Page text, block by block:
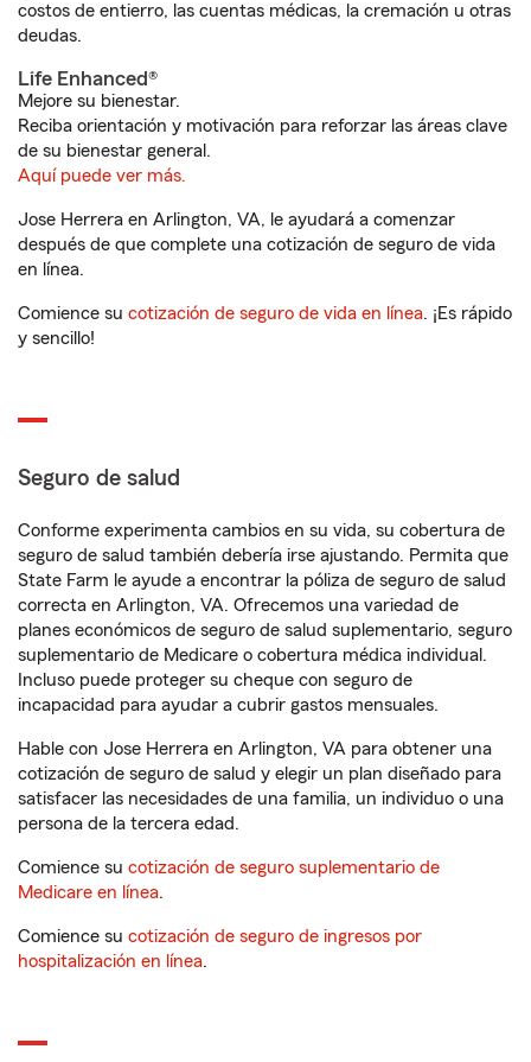
costos de entierro, las cuentas médicas, la cremación u otras
deudas.
Life Enhanced®
Mejore su bienestar.
Reciba orientación y motivación para reforzar las áreas clave
de su bienestar general.
Aquí puede ver más.
Jose Herrera en Arlington, VA, le ayudará a comenzar
después de que complete una cotización de seguro de vida
en línea.
Comience su cotización de seguro de vida en línea. ¡Es rápido
y sencillo!
Seguro de salud
Conforme experimenta cambios en su vida, su cobertura de
seguro de salud también debería irse ajustando. Permita que
State Farm le ayude a encontrar la póliza de seguro de salud
correcta en Arlington, VA. Ofrecemos una variedad de
planes económicos de seguro de salud suplementario, seguro
suplementario de Medicare o cobertura médica individual.
Incluso puede proteger su cheque con seguro de
incapacidad para ayudar a cubrir gastos mensuales.
Hable con Jose Herrera en Arlington, VA para obtener una
cotización de seguro de salud y elegir un plan diseñado para
satisfacer las necesidades de una familia, un individuo o una
persona de la tercera edad.
Comience su cotización de seguro suplementario de
Medicare en línea.
Comience su cotización de seguro de ingresos por
hospitalización en línea.